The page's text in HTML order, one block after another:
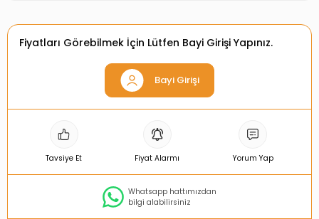
Fiyatları Görebilmek İçin Lütfen Bayi Girişi Yapınız.
Bayi Girişi
Tavsiye Et Fiyat Alarmı Yorum Yap
Whatsapp hattımızdan
bilgi alabilirsiniz